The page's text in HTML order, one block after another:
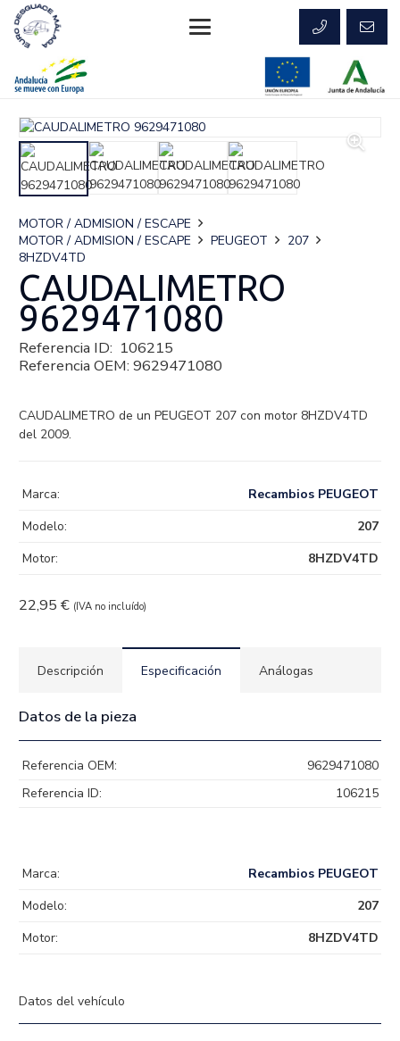
MOTOR / ADMISION / ESCAPE
MOTOR / ADMISION / ESCAPE
PEUGEOT
207
8HZDV4TD
CAUDALIMETRO
9629471080
Referencia ID: 106215
Referencia OEM: 9629471080
CAUDALIMETRO de un PEUGEOT 207 con motor 8HZDV4TD
del 2009.
22,95 € (IVA no incluído)
Marca:
Recambios PEUGEOT
Modelo:
207
Motor:
8HZDV4TD
Descripción Especificación Análogas
Datos de la pieza
Referencia OEM:
9629471080
Referencia ID:
106215
Marca:
Recambios PEUGEOT
Modelo:
207
Motor:
8HZDV4TD
Datos del vehículo